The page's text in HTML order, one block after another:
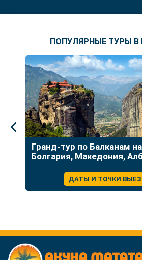
ПОПУЛЯРНЫЕ ТУРЫ В
Гранд-тур по Балканам
Болгария, Македония,
ДАТЫ И ТОЧКИ